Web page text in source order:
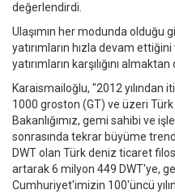
değerlendirdi.
Ulaşımın her modunda olduğu
yatırımların hızla devam
yatırımların karşılığını
Karaismailoğlu, "2012
1000 groston (GT) ve üzeri
Bakanlığımız, gemi sahibi ve
sonrasında tekrar büyüme
DWT olan Türk deniz ticaret
artarak 6 milyon 449 DWT'ye,
Cumhuriyet'imizin 100'üncü